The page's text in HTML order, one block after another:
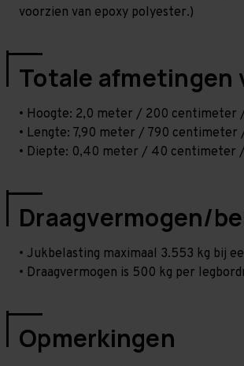
voorzien van epoxy polyester.)
Totale afmetingen
• Hoogte: 2,0 meter / 200
• Lengte: 7,90 meter / 790
• Diepte: 0,40 meter / 40
Draagvermogen/
• Jukbelasting maximaal 3.553 kg bij
• Draagvermogen is 500 kg per
Opmerkingen